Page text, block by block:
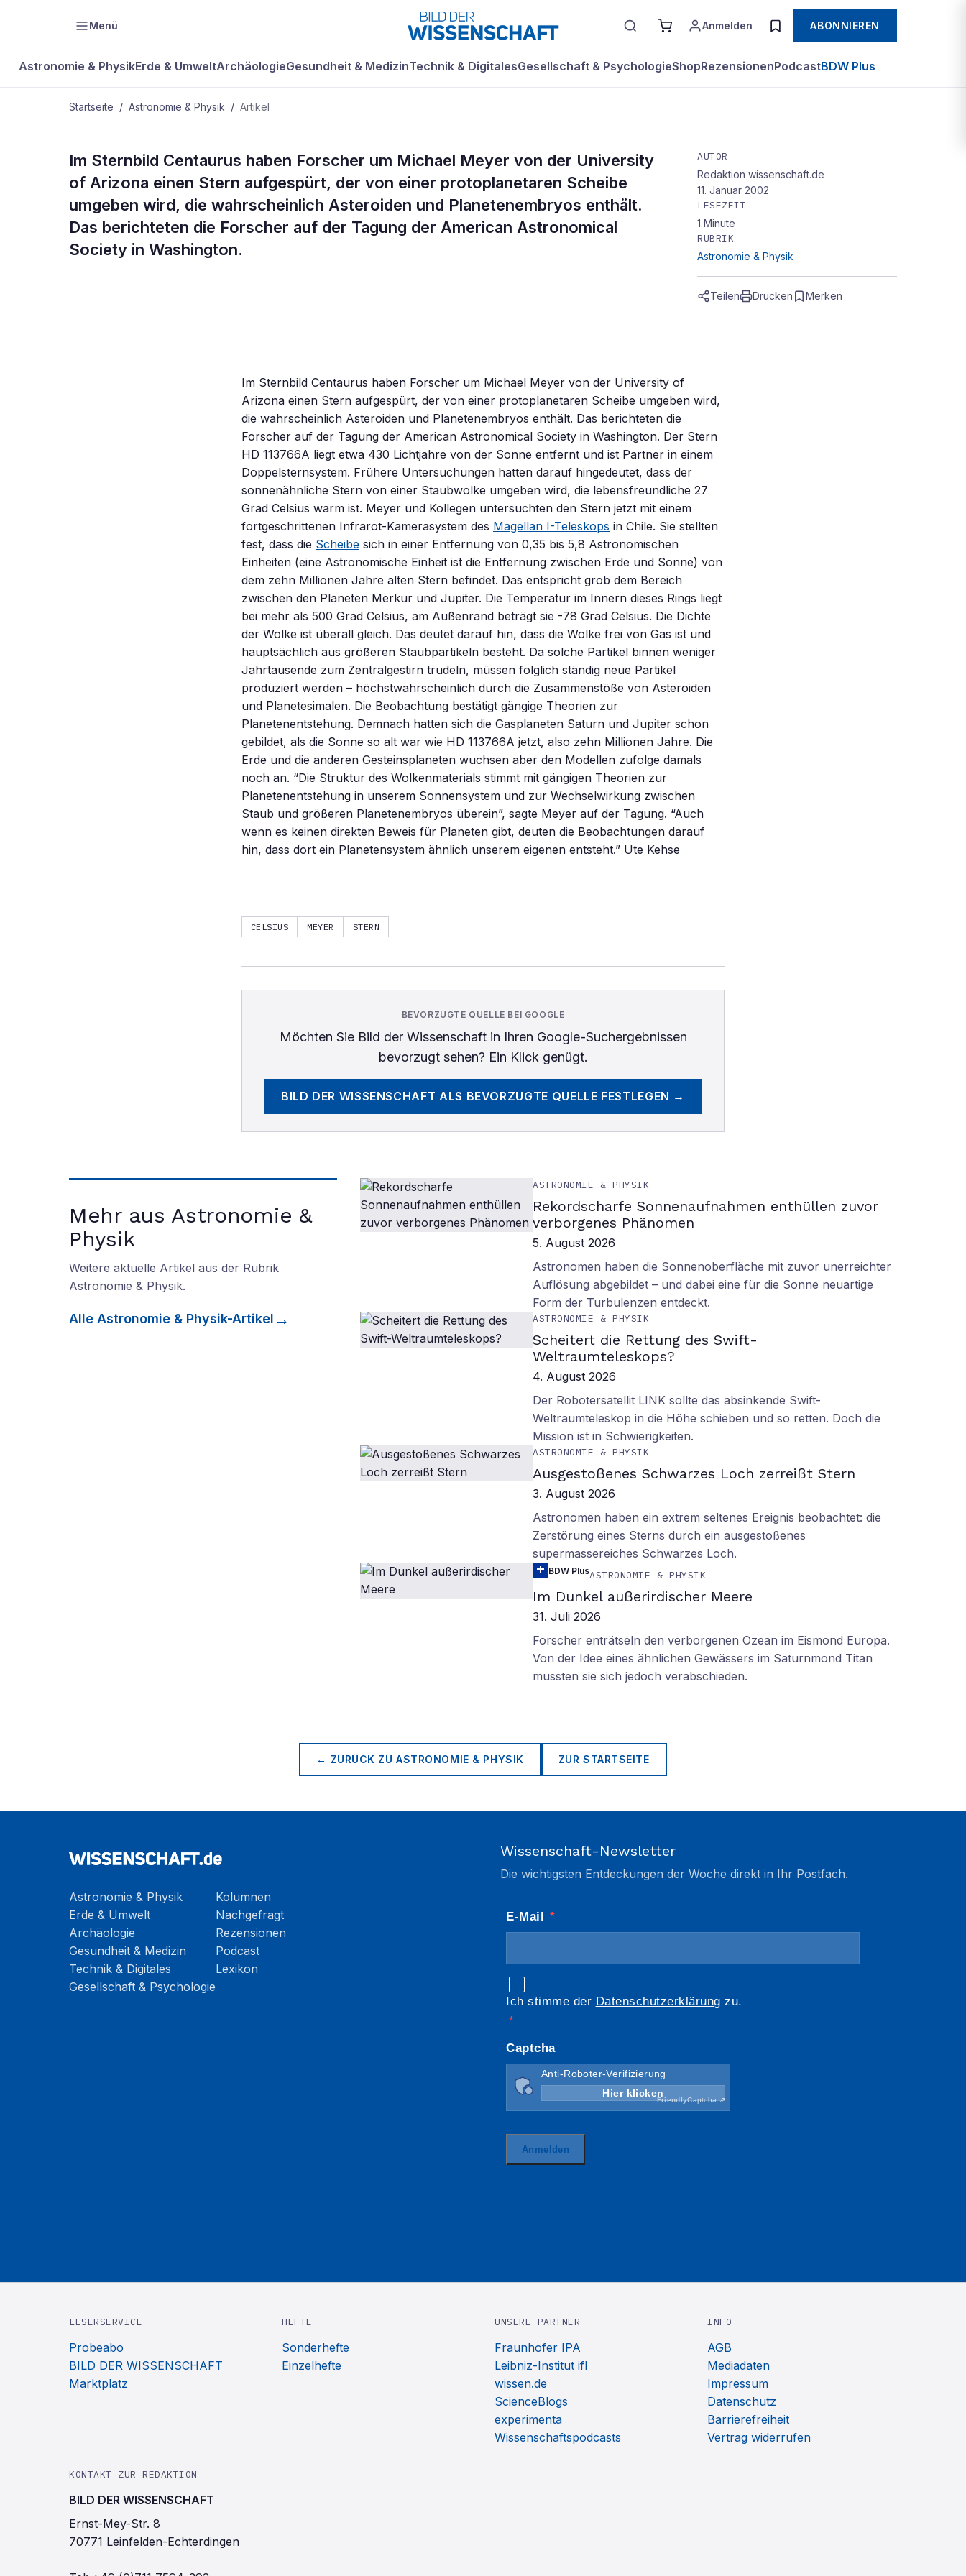
Menü Anmelden ABONNIEREN
Astronomie & PhysikErde & UmweltArchäologieGesundheit & MedizinTechnik & DigitalesGesellschaft & PsychologieShopRezensionenPodcastBDW Plus
Startseite / Astronomie & Physik / Artikel
ASTRONOMIE & PHYSIK
Frühes Planetensystem
entdeckt
Im Sternbild Centaurus haben Forscher um Michael Meyer von der University
of Arizona einen Stern aufgespürt, der von einer protoplanetaren Scheibe
umgeben wird, die wahrscheinlich Asteroiden und Planetenembryos enthält.
Das berichteten die Forscher auf der Tagung der American Astronomical
Society in Washington.
AUTOR
Redaktion wissenschaft.de
11. Januar 2002
LESEZEIT
1 Minute
RUBRIK
Astronomie & Physik
Teilen Drucken Merken
Im Sternbild Centaurus haben Forscher um Michael Meyer von der University of
Arizona einen Stern aufgespürt, der von einer protoplanetaren Scheibe umgeben wird,
die wahrscheinlich Asteroiden und Planetenembryos enthält. Das berichteten die
Forscher auf der Tagung der American Astronomical Society in Washington. Der Stern
HD 113766A liegt etwa 430 Lichtjahre von der Sonne entfernt und ist Partner in einem
Doppelsternsystem. Frühere Untersuchungen hatten darauf hingedeutet, dass der
sonnenähnliche Stern von einer Staubwolke umgeben wird, die lebensfreundliche 27
Grad Celsius warm ist. Meyer und Kollegen untersuchten den Stern jetzt mit einem
fortgeschrittenen Infrarot-Kamerasystem des Magellan I-Teleskops in Chile. Sie stellten
fest, dass die Scheibe sich in einer Entfernung von 0,35 bis 5,8 Astronomischen
Einheiten (eine Astronomische Einheit ist die Entfernung zwischen Erde und Sonne) von
dem zehn Millionen Jahre alten Stern befindet. Das entspricht grob dem Bereich
zwischen den Planeten Merkur und Jupiter. Die Temperatur im Innern dieses Rings liegt
bei mehr als 500 Grad Celsius, am Außenrand beträgt sie -78 Grad Celsius. Die Dichte
der Wolke ist überall gleich. Das deutet darauf hin, dass die Wolke frei von Gas ist und
hauptsächlich aus größeren Staubpartikeln besteht. Da solche Partikel binnen weniger
Jahrtausende zum Zentralgestirn trudeln, müssen folglich ständig neue Partikel
produziert werden – höchstwahrscheinlich durch die Zusammenstöße von Asteroiden
und Planetesimalen. Die Beobachtung bestätigt gängige Theorien zur
Planetenentstehung. Demnach hatten sich die Gasplaneten Saturn und Jupiter schon
gebildet, als die Sonne so alt war wie HD 113766A jetzt, also zehn Millionen Jahre. Die
Erde und die anderen Gesteinsplaneten wuchsen aber den Modellen zufolge damals
noch an. “Die Struktur des Wolkenmaterials stimmt mit gängigen Theorien zur
Planetenentstehung in unserem Sonnensystem und zur Wechselwirkung zwischen
Staub und größeren Planetenembryos überein”, sagte Meyer auf der Tagung. “Auch
wenn es keinen direkten Beweis für Planeten gibt, deuten die Beobachtungen darauf
hin, dass dort ein Planetensystem ähnlich unserem eigenen entsteht.” Ute Kehse
CELSIUS MEYER STERN
BEVORZUGTE QUELLE BEI GOOGLE
Möchten Sie Bild der Wissenschaftin Ihren Google-Suchergebnissen
bevorzugt sehen? Ein Klick genügt.
BILD DER WISSENSCHAFT ALS BEVORZUGTE QUELLE FESTLEGEN →
Mehr aus Astronomie &
Physik
Weitere aktuelle Artikel aus der Rubrik
Astronomie & Physik.
Alle Astronomie & Physik-Artikel
ASTRONOMIE & PHYSIK
Rekordscharfe Sonnenaufnahmen enthüllen zuvor
verborgenes Phänomen
5. August 2026
Astronomen haben die Sonnenoberfläche mit zuvor unerreichter
Auflösung abgebildet – und dabei eine für die Sonne neuartige
Form der Turbulenzen entdeckt.
ASTRONOMIE & PHYSIK
Scheitert die Rettung des Swift-
Weltraumteleskops?
4. August 2026
Der Robotersatellit LINK sollte das absinkende Swift-
Weltraumteleskop in die Höhe schieben und so retten. Doch die
Mission ist in Schwierigkeiten.
ASTRONOMIE & PHYSIK
Ausgestoßenes Schwarzes Loch zerreißt Stern
3. August 2026
Astronomen haben ein extrem seltenes Ereignis beobachtet: die
Zerstörung eines Sterns durch ein ausgestoßenes
supermassereiches Schwarzes Loch.
BDW PlusASTRONOMIE & PHYSIK
Im Dunkel außerirdischer Meere
31. Juli 2026
Forscher enträtseln den verborgenen Ozean im Eismond Europa.
Von der Idee eines ähnlichen Gewässers im Saturnmond Titan
mussten sie sich jedoch verabschieden.
← ZURÜCK ZUASTRONOMIE & PHYSIK ZUR STARTSEITE
Astronomie & Physik
Erde & Umwelt
Archäologie
Gesundheit & Medizin
Technik & Digitales
Gesellschaft & Psychologie
Kolumnen
Nachgefragt
Rezensionen
Podcast
Lexikon
Wissenschaft-Newsletter
Die wichtigsten Entdeckungen der Woche direkt in Ihr Postfach.
LESERSERVICE
Probeabo
BILD DER WISSENSCHAFT
Marktplatz
HEFTE
Sonderhefte
Einzelhefte
UNSERE PARTNER
Fraunhofer IPA
Leibniz-Institut ifl
wissen.de
ScienceBlogs
experimenta
Wissenschaftspodcasts
INFO
AGB
Mediadaten
Impressum
Datenschutz
Barrierefreiheit
Vertrag widerrufen
KONTAKT ZUR REDAKTION
BILD DER WISSENSCHAFT
Ernst-Mey-Str. 8
70771 Leinfelden-Echterdingen